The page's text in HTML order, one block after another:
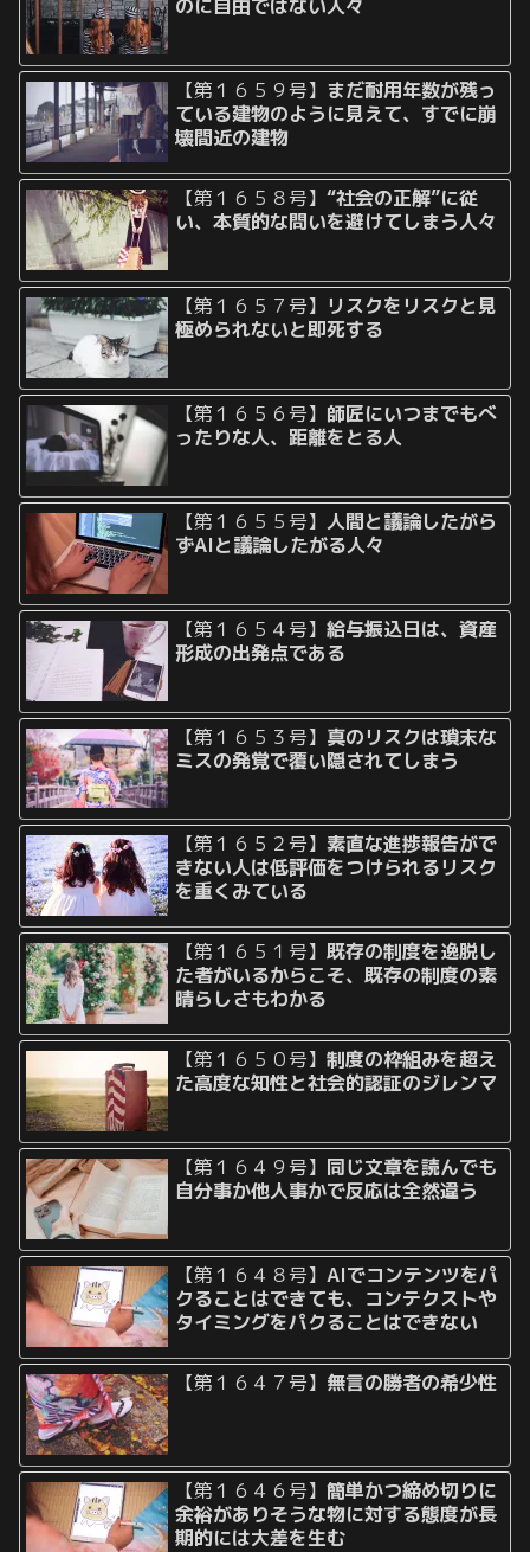
のに自由ではない人々
【第１６５９号】 まだ耐用年数が残っ
ている建物のように見えて、すでに崩
壊間近の建物
【第１６５８号】“社会の正解”に従
い、本質的な問いを避けてしまう人々
【第１６５７号】 リスクをリスクと見
極められないと即死する
【第１６５６号】 師匠にいつまでもべ
ったりな人、距離をとる人
【第１６５５号】人間と議論したがら
ずAIと議論したがる人々
【第１６５４号】給与振込日は、資産
形成の出発点である
【第１６５３号】 真のリスクは瑣末な
ミスの発覚で覆い隠されてしまう
【第１６５２号】素直な進捗報告がで
きない人は低評価をつけられるリスク
を重くみている
【第１６５１号】既存の制度を逸脱し
た者がいるからこそ、既存の制度の素
晴らしさもわかる
【第１６５０号】制度の枠組みを超え
た高度な知性と社会的認証のジレンマ
【第１６４９号】 同じ文章を読んでも
自分事か他人事かで反応は全然違う
【第１６４８号】AIでコンテンツをパ
クることはできても、コンテクストや
タイミングをパクることはできない
【第１６４７号】 無言の勝者の希少性
【第１６４６号】簡単かつ締め切りに
余裕がありそうな物に対する態度が長
期的には大差を生む